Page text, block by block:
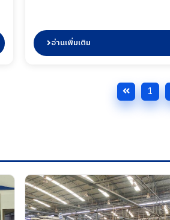
อ่านเพิ่มเติม
1